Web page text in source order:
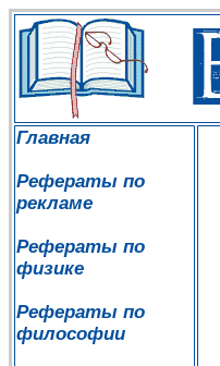
Главная
Рефераты по
рекламе
Рефераты по
физике
Рефераты по
философии